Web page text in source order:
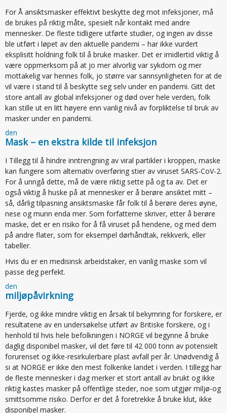
For Å ansiktsmasker effektivt beskytte deg mot infeksjoner, må
de brukes på riktig måte, spesielt når kontakt med andre
mennesker. De fleste tidligere utførte studier, og ingen av disse
ble utført i løpet av den aktuelle pandemi – har ikke vurdert
eksplisitt holdning folk til å bruke masker. Det er imidlertid viktig å
være oppmerksom på at jo mer alvorlig var sykdom og mer
mottakelig var hennes folk, jo større var sannsynligheten for at de
vil være i stand til å beskytte seg selv under en pandemi. Gitt det
store antall av global infeksjoner og død over hele verden, folk
kan stille ut en litt høyere enn vanlig nivå av forpliktelse til bruk av
masker under en pandemi.
den
Mask – en ekstra kilde til infeksjon
I Tillegg til å hindre inntrengning av viral partikler i kroppen, maske
kan fungere som alternativ overføring stier av viruset SARS-CoV-2.
For å unngå dette, må de være riktig sette på og ta av. Det er
også viktig å huske på at mennesker er å berøre ansiktet mitt –
så, dårlig tilpasning ansiktsmaske får folk til å berøre deres øyne,
nese og munn enda mer. Som forfatterne skriver, etter å berøre
maske, det er en risiko for å få viruset på hendene, og med dem
på andre flater, som for eksempel dørhåndtak, rekkverk, eller
tabeller.
Hvis du er en medisinsk arbeidstaker, en vanlig maske som vil
passe deg perfekt.
den
miljøpåvirkning
Fjerde, og ikke mindre viktig en årsak til bekymring for forskere, er
resultatene av en undersøkelse utført av Britiske forskere, og i
henhold til hvis hele befolkningen i NORGE vil begynne å bruke
daglig disponibel masker, vil det føre til 42 000 tonn av potensielt
forurenset og ikke-resirkulerbare plast avfall per år. Unødvendig å
si at NORGE er ikke den mest folkerike landet i verden. I tillegg har
de fleste mennesker i dag merker et stort antall av brukt og ikke
riktig kastes masker på offentlige steder, noe som utgjør miljø-og
smittsomme risiko. Derfor er det å foretrekke å bruke klut, ikke
disponibel masker.